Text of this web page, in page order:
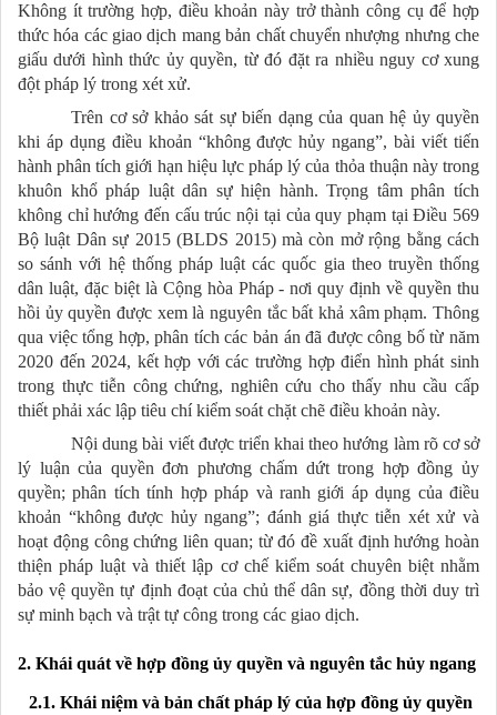
Không ít trường hợp, điều khoản này trở thành công cụ để hợp
thức hóa các giao dịch mang bản chất chuyển nhượng nhưng che
giấu dưới hình thức ủy quyền, từ đó đặt ra nhiều nguy cơ xung
đột pháp lý trong xét xử.
Trên cơ sở khảo sát sự biến dạng của quan hệ ủy quyền
khi áp dụng điều khoản “không được hủy ngang”, bài viết tiến
hành phân tích giới hạn hiệu lực pháp lý của thỏa thuận này trong
khuôn khổ pháp luật dân sự hiện hành. Trọng tâm phân tích
không chỉ hướng đến cấu trúc nội tại của quy phạm tại Điều 569
Bộ luật Dân sự 2015 (BLDS 2015) mà còn mở rộng bằng cách
so sánh với hệ thống pháp luật các quốc gia theo truyền thống
dân luật, đặc biệt là Cộng hòa Pháp - nơi quy định về quyền thu
hồi ủy quyền được xem là nguyên tắc bất khả xâm phạm. Thông
qua việc tổng hợp, phân tích các bản án đã được công bố từ năm
2020 đến 2024, kết hợp với các trường hợp điển hình phát sinh
trong thực tiễn công chứng, nghiên cứu cho thấy nhu cầu cấp
thiết phải xác lập tiêu chí kiểm soát chặt chẽ điều khoản này.
Nội dung bài viết được triển khai theo hướng làm rõ cơ sở
lý luận của quyền đơn phương chấm dứt trong hợp đồng ủy
quyền; phân tích tính hợp pháp và ranh giới áp dụng của điều
khoản “không được hủy ngang”; đánh giá thực tiễn xét xử và
hoạt động công chứng liên quan; từ đó đề xuất định hướng hoàn
thiện pháp luật và thiết lập cơ chế kiểm soát chuyên biệt nhằm
bảo vệ quyền tự định đoạt của chủ thể dân sự, đồng thời duy trì
sự minh bạch và trật tự công trong các giao dịch.
2. Khái quát về hợp đồng ủy quyền và nguyên tắc hủy ngang
2.1. Khái niệm và bản chất pháp lý của hợp đồng ủy quyền